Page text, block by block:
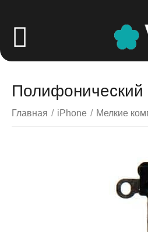
Полифонический
Главная / iPhone / Мелкие